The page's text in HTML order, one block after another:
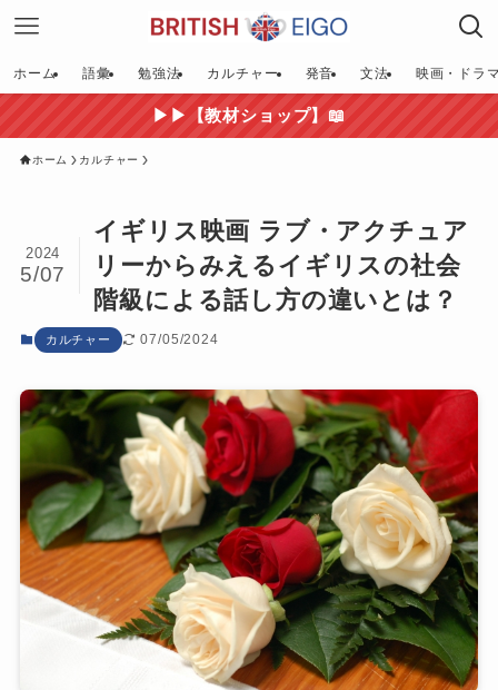
ホーム 語彙 勉強法 カルチャー 発音 文法 映画・ドラ
▶▶【教材ショップ】📖
ホーム カルチャー
イギリス映画 ラブ・アクチュア
リーからみえるイギリスの社会
階級による話し方の違いとは？
2024
5/07
カルチャー 07/05/2024